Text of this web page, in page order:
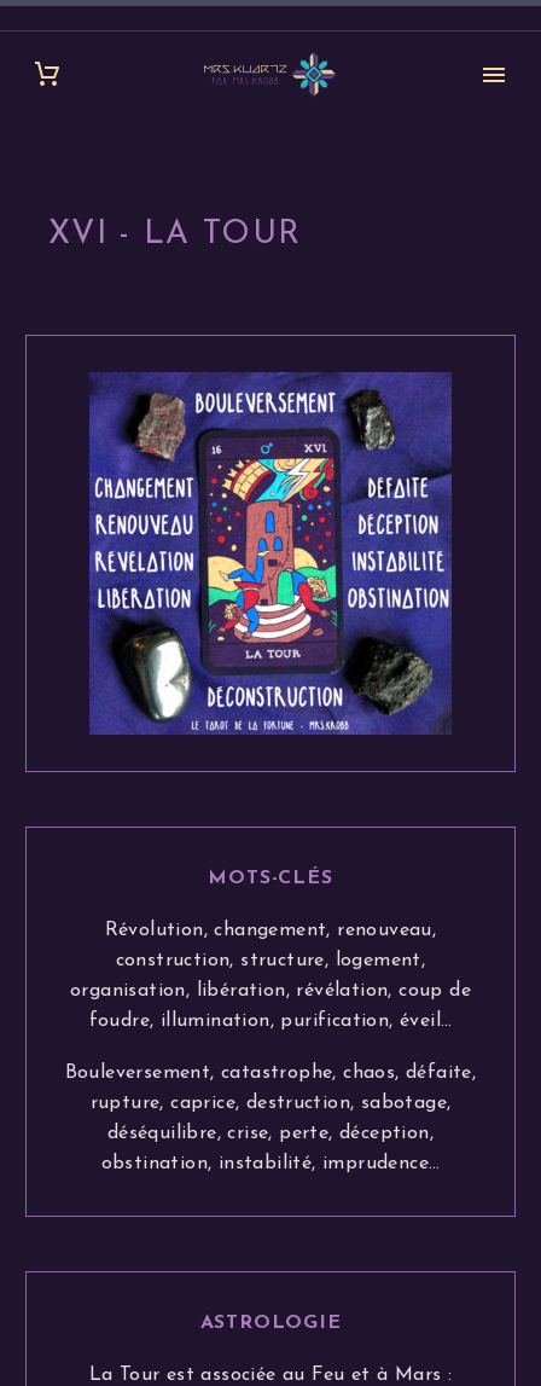
XVI - LA TOUR
MOTS-CLÉS
Révolution, changement, renouveau,
construction, structure, logement,
organisation, libération, révélation, coup de
foudre, illumination, purification, éveil…
Bouleversement, catastrophe, chaos, défaite,
rupture, caprice, destruction, sabotage,
déséquilibre, crise, perte, déception,
obstination, instabilité, imprudence…
ASTROLOGIE
La Tour est associée au Feu et à Mars :